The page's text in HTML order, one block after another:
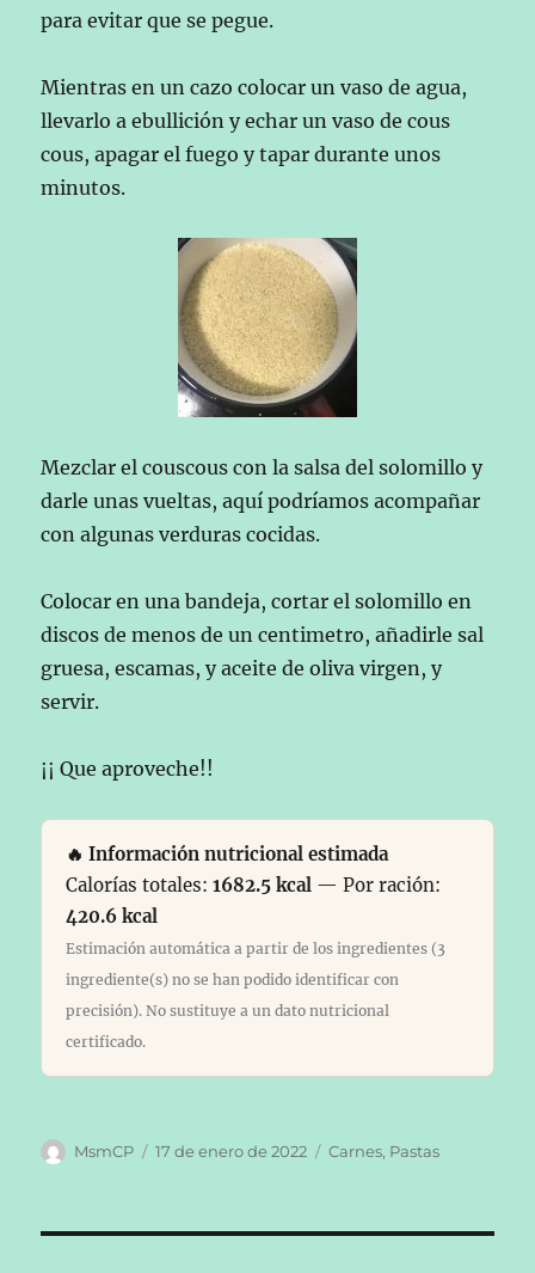
para evitar que se pegue.
Mientras en un cazo colocar un vaso de agua,
llevarlo a ebullición y echar un vaso de cous
cous, apagar el fuego y tapar durante unos
minutos.
Mezclar el couscous con la salsa del solomillo y
darle unas vueltas, aquí podríamos acompañar
con algunas verduras cocidas.
Colocar en una bandeja, cortar el solomillo en
discos de menos de un centimetro, añadirle sal
gruesa, escamas, y aceite de oliva virgen, y
servir.
¡¡ Que aproveche!!
🔥 Información nutricional estimada
Calorías totales:1682.5 kcal — Por ración:
420.6 kcal
Estimación automática a partir de los ingredientes (3
ingrediente(s) no se han podido identificar con
precisión). No sustituye a un dato nutricional
certificado.
Autor
MsmCP
Publicado
17 de enero de 2022 Categorías
Carnes, Pastas